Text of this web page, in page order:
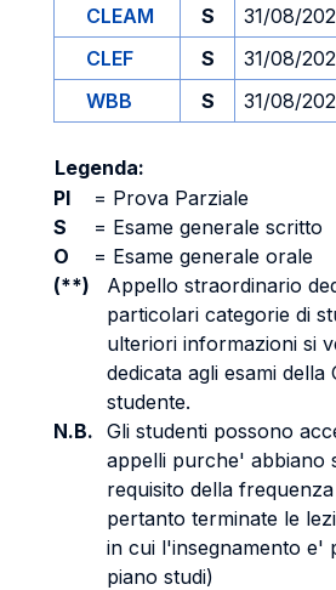
CLEAM S 31/08/
CLEF
S 31/08/
WBB
S 31/08/
Legenda:
PI
= Prova Parziale
S
= Esame generale scritto
O
= Esame generale orale
(**)
Appello straordinario
particolari categorie di
ulteriori informazioni si
dedicata agli esami della
studente.
N.B. Gli studenti possono
appelli purche' abbiano
requisito della
pertanto terminate le
in cui l'insegnamento e'
piano studi)